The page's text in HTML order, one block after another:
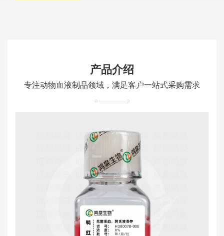
产品介绍
专注动物血液制品领域，满足客户一站式采购需求